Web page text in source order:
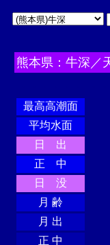
熊本県：牛深／
最高高潮面
平均水面
日 出
正 中
日 没
月 齢
月 出
正 中